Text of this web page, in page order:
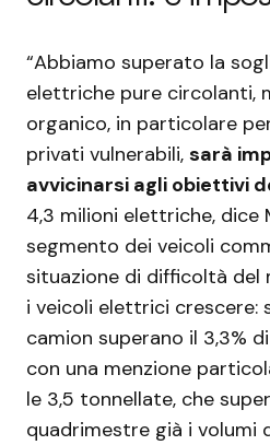
“Abbiamo superato la
elettriche pure circolanti,
organico, in particolare
privati vulnerabili, sarà
avvicinarsi agli obiettivi
4,3 milioni elettriche, dice
segmento dei veicoli
situazione di difficoltà del
i veicoli elettrici crescere:
camion superano il 3,3%
con una menzione
le 3,5 tonnellate, che
quadrimestre già i volumi